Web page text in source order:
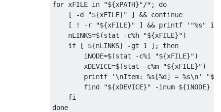
for xFILE in "${xPATH}"/*; do
    [ -d "${xFILE}" ] && continue
[ ! -r "${xFILE}" ] && printf '"%s"
    nLINKS=$(stat -c%h "${xFILE}")
    if [ ${nLINKS} -gt 1 ]; then
        iNODE=$(stat -c%i "${xFILE}")
        xDEVICE=$(stat -c%m "${xFILE}")
printf '\nItem: %s[%d] = %s\n'
find "${xDEVICE}" -inum ${iNODE}
    fi